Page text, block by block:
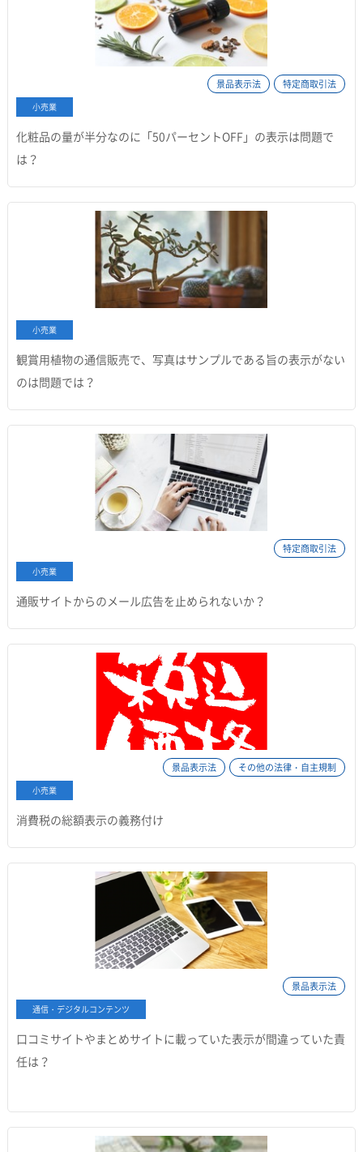
景品表示法 特定商取引法
小売業
化粧品の量が半分なのに「50パーセントOFF」の表示は問題で
は？
小売業
観賞用植物の通信販売で、写真はサンプルである旨の表示がない
のは問題では？
特定商取引法
小売業
通販サイトからのメール広告を止められないか？
景品表示法 その他の法律・自主規制
小売業
消費税の総額表示の義務付け
景品表示法
通信・デジタルコンテンツ
口コミサイトやまとめサイトに載っていた表示が間違っていた責
任は？